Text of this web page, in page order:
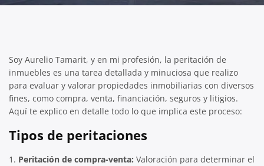
Soy Aurelio Tamarit, y en mi profesión, la peritación de
inmuebles es una tarea detallada y minuciosa que realizo
para evaluar y valorar propiedades inmobiliarias con diversos
fines, como compra, venta, financiación, seguros y litigios.
Aquí te explico en detalle todo lo que implica este proceso:
Tipos de peritaciones
Peritación de compra-venta: Valoración para determinar el